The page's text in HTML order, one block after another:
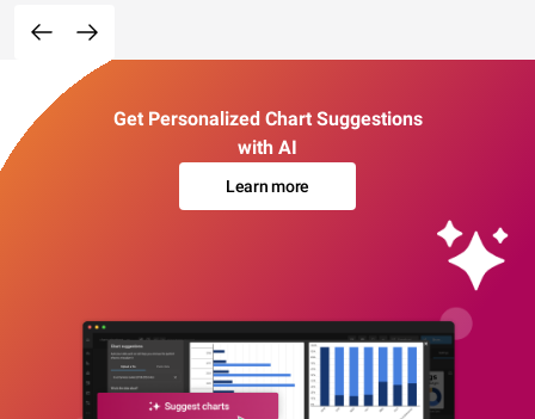
Get Personalized Chart Suggestions
with AI
Learn more